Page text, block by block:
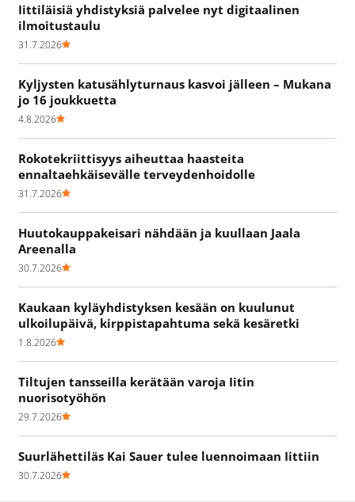
Iittiläisiä yhdistyksiä palvelee nyt digitaalinen
ilmoitustaulu
31.7.2026
Kyljysten katusählyturnaus kasvoi jälleen – Mukana
jo 16 joukkuetta
4.8.2026
Rokotekriittisyys aiheuttaa haasteita
ennaltaehkäisevälle terveydenhoidolle
31.7.2026
Huutokauppakeisari nähdään ja kuullaan Jaala
Areenalla
30.7.2026
Kaukaan kyläyhdistyksen kesään on kuulunut
ulkoilupäivä, kirppistapahtuma sekä kesäretki
1.8.2026
Tiltujen tansseilla kerätään varoja Iitin
nuorisotyöhön
29.7.2026
Suurlähettiläs Kai Sauer tulee luennoimaan Iittiin
30.7.2026